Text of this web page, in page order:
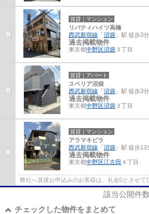
賃貸｜マンション
リバティハイツ高橋
西武新宿線 「 沼袋 」駅 徒歩3分
過去掲載物件
東京都中野区沼袋 ３丁目
賃貸｜アパート
スペリア沼袋
西武新宿線 「 沼袋 」駅 徒歩3分
過去掲載物件
東京都中野区沼袋 ３丁目
賃貸｜マンション
アラマキビラ
西武新宿線 「 沼袋 」駅 徒歩13
過去掲載物件
東京都中野区江古田 ４丁目
弊社へ直接お申込みのお客様は、礼金0とさせて
該当公開件数
チェックした物件をまとめて